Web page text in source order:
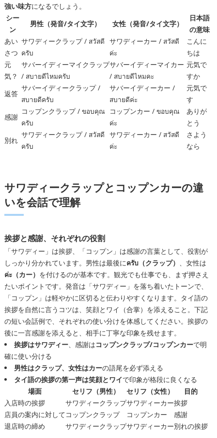
強い味方になるでしょう。
シー
ン
男性（発音/タイ文字） 女性（発音/タイ文字）
日本語
の意味
あい
さつ
サワディークラップ / สวัสดี
ครับ
サワディーカー / สวัสดี
ค่ะ
こんに
ちは
元
気？
サバーイディーマイクラップ
/ สบายดีไหมครับ
サバーイディーマイカー
/ สบายดีไหมคะ
元気で
すか
返答
サバーイディークラップ /
สบายดีครับ
サバーイディーカー /
สบายดีค่ะ
元気で
す
感謝
コップンクラップ / ขอบคุณ
ครับ
コップンカー / ขอบคุณ
ค่ะ
ありが
とう
別れ
サワディークラップ / สวัสดี
ครับ
サワディーカー / สวัสดี
ค่ะ
さよう
なら
サワディークラップとコップンカーの違
いを会話で理解
挨拶と感謝、それぞれの役割
「サワディー」は挨拶、「コップン」は感謝の言葉として、役割が
しっかり分かれています。男性は最後にครับ（クラップ）
、女性は
ค่ะ（カー） を付けるのが基本です。観光でも仕事でも、まず押さえ
たいポイントです。発音は「サワディー」を落ち着いたトーンで、
「コップン」は軽やかに区切ると伝わりやすくなります。タイ語の
挨拶を自然に言うコツは、笑顔とワイ（合掌）を添えること。下記
の短い会話例で、それぞれの使い分けを体感してください。挨拶の
後に一言感謝を添えると、相手に丁寧な印象を残せます。
挨拶はサワディー、感謝はコップンクラップ/コップンカーで明
確に使い分ける
男性はクラップ、女性はカーの語尾を必ず添える
タイ語の挨拶の第一声は笑顔とワイで印象が格段に良くなる
場面
セリフ（男性） セリフ（女性）
目的
入店時の挨拶
サワディークラップサワディーカー挨拶
店員の案内に対してコップンクラップ コップンカー
感謝
退店時の締め
サワディークラップサワディーカー別れの挨拶